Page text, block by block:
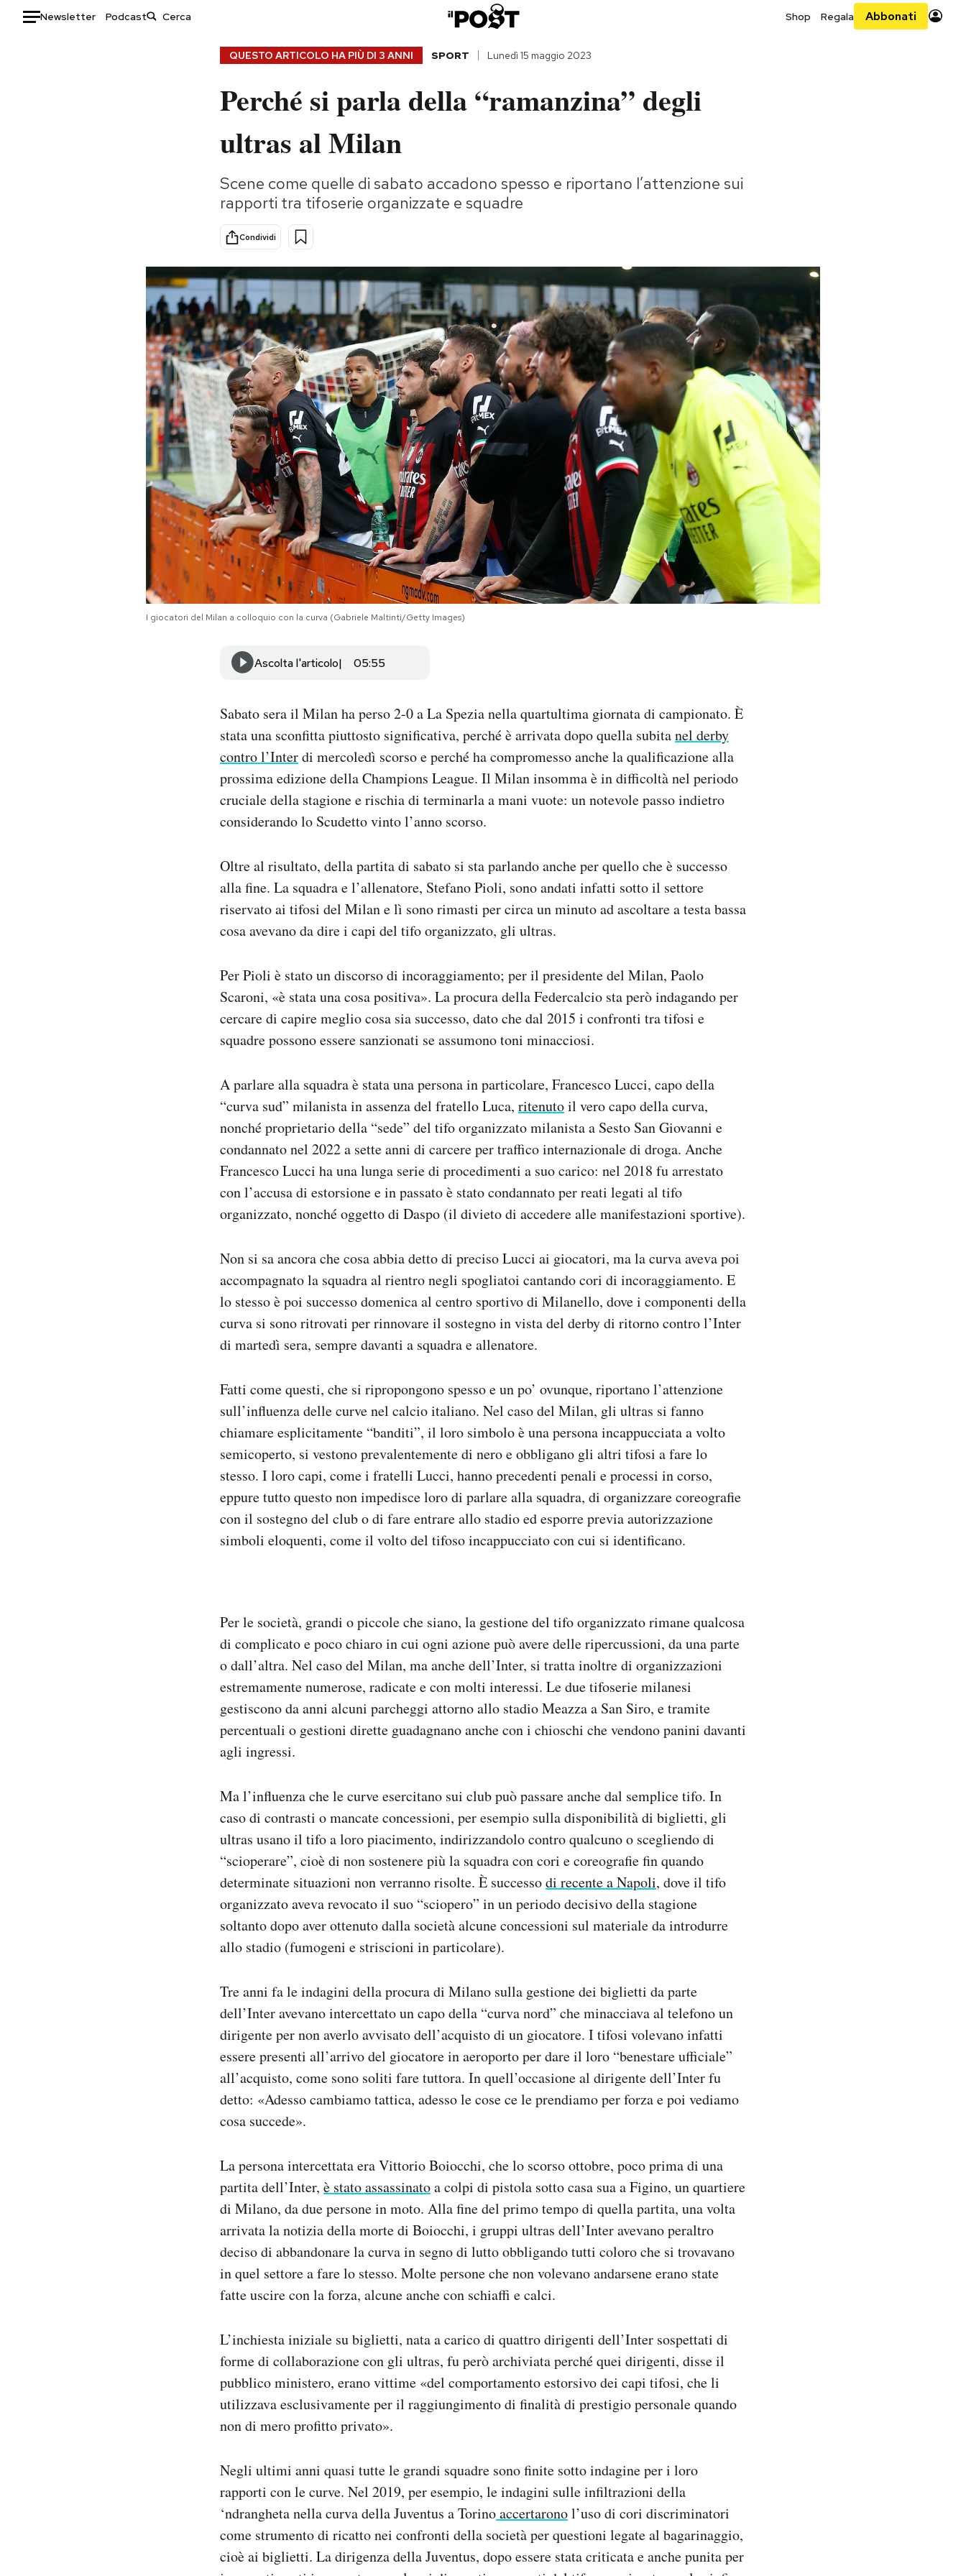
Newsletter Podcast Shop Regala Abbonati
Storie/Idee
Ok Boomer!
Altrecose
Mondiali calcio 2026
AREA PERSONALE
QUESTO ARTICOLO HA PIÙ DI 3 ANNI SPORT Lunedì 15 maggio 2023
Perché si parla della “ramanzina” degli
ultras al Milan
Scene come quelle di sabato accadono spesso e riportano l’attenzione sui
rapporti tra tifoserie organizzate e squadre
Condividi
I giocatori del Milan a colloquio con la curva (Gabriele Maltinti/Getty Images)
Ascolta l'articolo 05:55
Sabato sera il Milan ha perso 2-0 a La Spezia nella quartultima giornata di campionato. È
stata una sconfitta piuttosto significativa, perché è arrivata dopo quella subitanel derby
contro l’Interdi mercoledì scorso e perché ha compromesso anche la qualificazione alla
prossima edizione della Champions League. Il Milan insomma è in difficoltà nel periodo
cruciale della stagione e rischia di terminarla a mani vuote: un notevole passo indietro
considerando lo Scudetto vinto l’anno scorso.
Oltre al risultato, della partita di sabato si sta parlando anche per quello che è successo
alla fine. La squadra e l’allenatore, Stefano Pioli, sono andati infatti sotto il settore
riservato ai tifosi del Milan e lì sono rimasti per circa un minuto ad ascoltare a testa bassa
cosa avevano da dire i capi del tifo organizzato, gli ultras.
Per Pioli è stato un discorso di incoraggiamento; per il presidente del Milan, Paolo
Scaroni, «è stata una cosa positiva». La procura della Federcalcio sta però indagando per
cercare di capire meglio cosa sia successo, dato che dal 2015 i confronti tra tifosi e
squadre possono essere sanzionati se assumono toni minacciosi.
A parlare alla squadra è stata una persona in particolare, Francesco Lucci, capo della
“curva sud” milanista in assenza del fratello Luca, ritenutoil vero capo della curva,
nonché proprietario della “sede” del tifo organizzato milanista a Sesto San Giovanni e
condannato nel 2022 a sette anni di carcere per traffico internazionale di droga. Anche
Francesco Lucci ha una lunga serie di procedimenti a suo carico: nel 2018 fu arrestato
con l’accusa di estorsione e in passato è stato condannato per reati legati al tifo
organizzato, nonché oggetto di Daspo (il divieto di accedere alle manifestazioni sportive).
Non si sa ancora che cosa abbia detto di preciso Lucci ai giocatori, ma la curva aveva poi
accompagnato la squadra al rientro negli spogliatoi cantando cori di incoraggiamento. E
lo stesso è poi successo domenica al centro sportivo di Milanello, dove i componenti della
curva si sono ritrovati per rinnovare il sostegno in vista del derby di ritorno contro l’Inter
di martedì sera, sempre davanti a squadra e allenatore.
Fatti come questi, che si ripropongono spesso e un po’ ovunque, riportano l’attenzione
sull’influenza delle curve nel calcio italiano. Nel caso del Milan, gli ultras si fanno
chiamare esplicitamente “banditi”, il loro simbolo è una persona incappucciata a volto
semicoperto, si vestono prevalentemente di nero e obbligano gli altri tifosi a fare lo
stesso. I loro capi, come i fratelli Lucci, hanno precedenti penali e processi in corso,
eppure tutto questo non impedisce loro di parlare alla squadra, di organizzare coreografie
con il sostegno del club o di fare entrare allo stadio ed esporre previa autorizzazione
simboli eloquenti, come il volto del tifoso incappucciato con cui si identificano.
Per le società, grandi o piccole che siano, la gestione del tifo organizzato rimane qualcosa
di complicato e poco chiaro in cui ogni azione può avere delle ripercussioni, da una parte
o dall’altra. Nel caso del Milan, ma anche dell’Inter, si tratta inoltre di organizzazioni
estremamente numerose, radicate e con molti interessi. Le due tifoserie milanesi
gestiscono da anni alcuni parcheggi attorno allo stadio Meazza a San Siro, e tramite
percentuali o gestioni dirette guadagnano anche con i chioschi che vendono panini davanti
agli ingressi.
Ma l’influenza che le curve esercitano sui club può passare anche dal semplice tifo. In
caso di contrasti o mancate concessioni, per esempio sulla disponibilità di biglietti, gli
ultras usano il tifo a loro piacimento, indirizzandolo contro qualcuno o scegliendo di
“scioperare”, cioè di non sostenere più la squadra con cori e coreografie fin quando
determinate situazioni non verranno risolte. È successodi recente a Napoli, dove il tifo
organizzato aveva revocato il suo “sciopero” in un periodo decisivo della stagione
soltanto dopo aver ottenuto dalla società alcune concessioni sul materiale da introdurre
allo stadio (fumogeni e striscioni in particolare).
Tre anni fa le indagini della procura di Milano sulla gestione dei biglietti da parte
dell’Inter avevano intercettato un capo della “curva nord” che minacciava al telefono un
dirigente per non averlo avvisato dell’acquisto di un giocatore. I tifosi volevano infatti
essere presenti all’arrivo del giocatore in aeroporto per dare il loro “benestare ufficiale”
all’acquisto, come sono soliti fare tuttora. In quell’occasione al dirigente dell’Inter fu
detto: «Adesso cambiamo tattica, adesso le cose ce le prendiamo per forza e poi vediamo
cosa succede».
La persona intercettata era Vittorio Boiocchi, che lo scorso ottobre, poco prima di una
partita dell’Inter, è stato assassinatoa colpi di pistola sotto casa sua a Figino, un quartiere
di Milano, da due persone in moto. Alla fine del primo tempo di quella partita, una volta
arrivata la notizia della morte di Boiocchi, i gruppi ultras dell’Inter avevano peraltro
deciso di abbandonare la curva in segno di lutto obbligando tutti coloro che si trovavano
in quel settore a fare lo stesso. Molte persone che non volevano andarsene erano state
fatte uscire con la forza, alcune anche con schiaffi e calci.
L’inchiesta iniziale su biglietti, nata a carico di quattro dirigenti dell’Inter sospettati di
forme di collaborazione con gli ultras, fu però archiviata perché quei dirigenti, disse il
pubblico ministero, erano vittime «del comportamento estorsivo dei capi tifosi, che li
utilizzava esclusivamente per il raggiungimento di finalità di prestigio personale quando
non di mero profitto privato».
Negli ultimi anni quasi tutte le grandi squadre sono finite sotto indagine per i loro
rapporti con le curve. Nel 2019, per esempio, le indagini sulle infiltrazioni della
‘ndrangheta nella curva della Juventus a Torinoaccertaronol’uso di cori discriminatori
come strumento di ricatto nei confronti della società per questioni legate al bagarinaggio,
cioè ai biglietti. La dirigenza della Juventus, dopo essere stata criticata e anche punita per